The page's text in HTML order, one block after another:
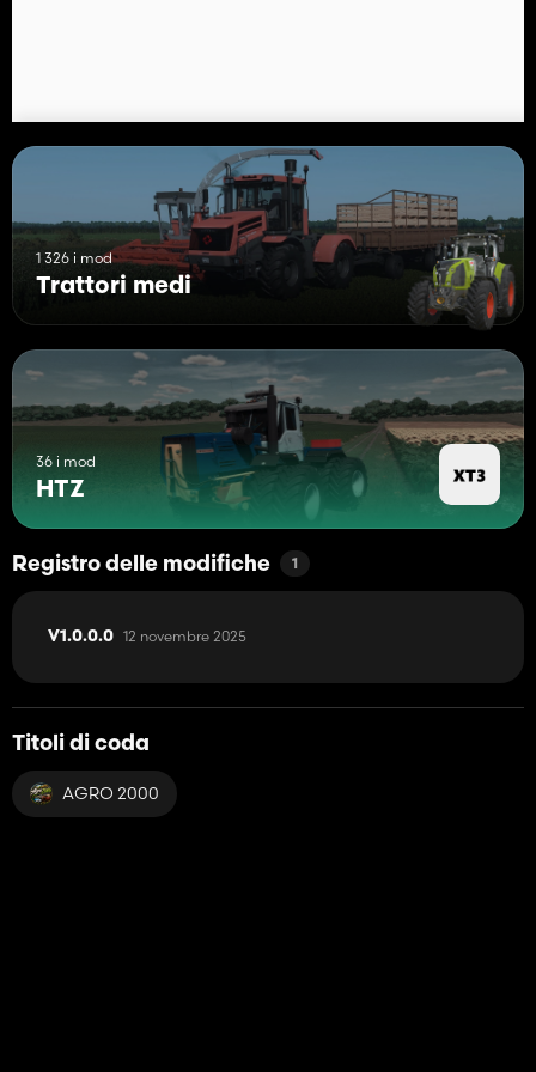
1 326 i mod
Trattori medi
36 i mod
HTZ
Registro delle modifiche 1
V1.0.0.0 12 novembre 2025
Titoli di coda
AGRO 2000